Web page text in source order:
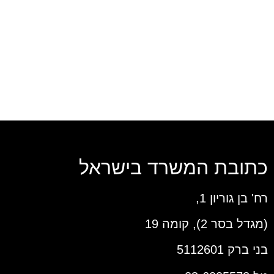
כתובת המשרד בישראל
רח' בן גוריון 1,
(מגדל בסר 2), קומה 19
בני ברק 5112601